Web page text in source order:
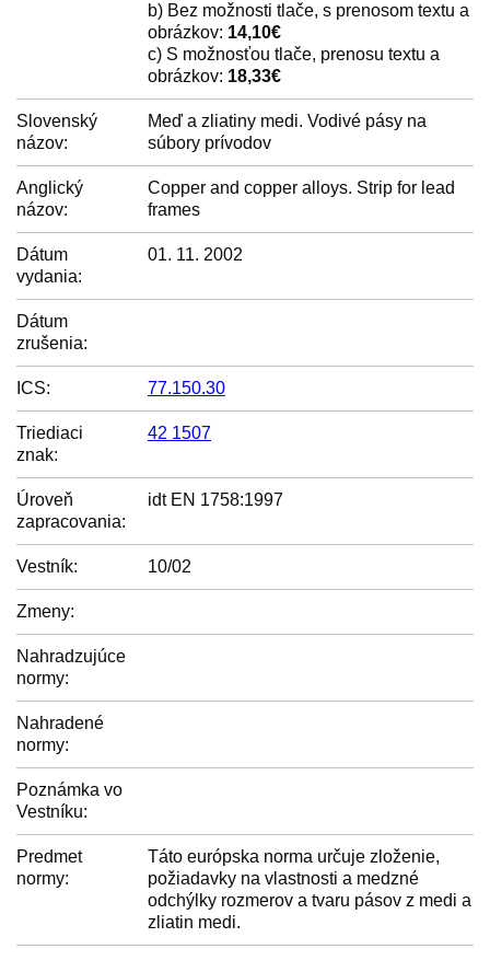
b) Bez možnosti tlače, s prenosom textu a
obrázkov: 14,10€
c) S možnosťou tlače, prenosu textu a
obrázkov: 18,33€
Slovenský
názov:
Meď a zliatiny medi. Vodivé pásy na
súbory prívodov
Anglický
názov:
Copper and copper alloys. Strip for lead
frames
Dátum
vydania:
01. 11. 2002
Dátum
zrušenia:
ICS: 77.150.30
Triediaci
znak:
42 1507
Úroveň
zapracovania:
idt EN 1758:1997
Vestník: 10/02
Zmeny:
Nahradzujúce
normy:
Nahradené
normy:
Poznámka vo
Vestníku:
Predmet
normy:
Táto európska norma určuje zloženie,
požiadavky na vlastnosti a medzné
odchýlky rozmerov a tvaru pásov z medi a
zliatin medi.